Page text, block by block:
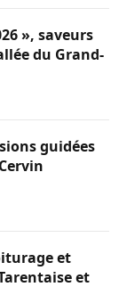
», saveurs
du Grand-
guidées
et
et